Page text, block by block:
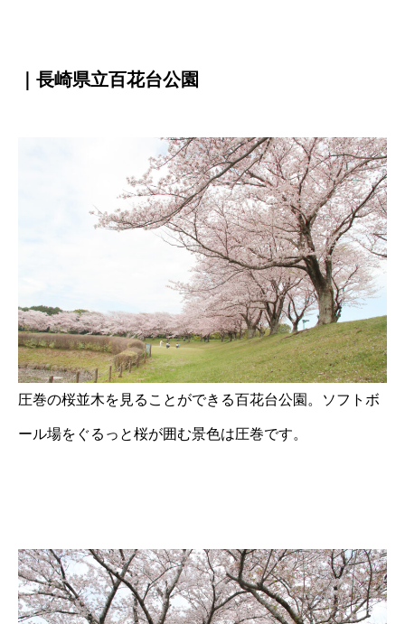
｜長崎県立百花台公園
圧巻の桜並木を見ることができる百花台公園。ソフトボ
ール場をぐるっと桜が囲む景色は圧巻です。